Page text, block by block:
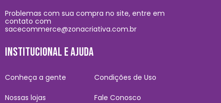
Problemas com sua compra no site, entre em
contato com
sacecommerce@zonacriativa.com.br
INSTITUCIONAL E AJUDA
Conheça a gente
Nossas lojas
Condições de Uso
Fale Conosco